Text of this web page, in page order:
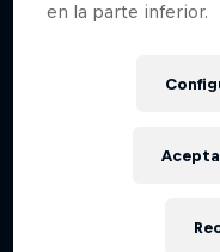
en la parte inferior.